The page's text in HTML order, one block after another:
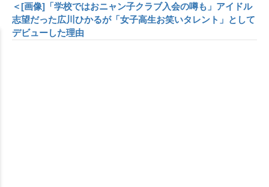
＜[画像]「学校ではおニャン子クラブ入会の噂も」アイドル
志望だった広川ひかるが「女子高生お笑いタレント」として
デビューした理由